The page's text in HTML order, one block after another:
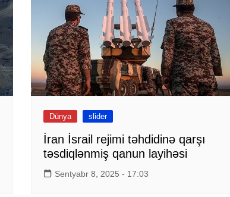
Dünya slider
İran İsrail rejimi təhdidinə qarşı
təsdiqlənmiş qanun layihəsi
Sentyabr 8, 2025 - 17:03